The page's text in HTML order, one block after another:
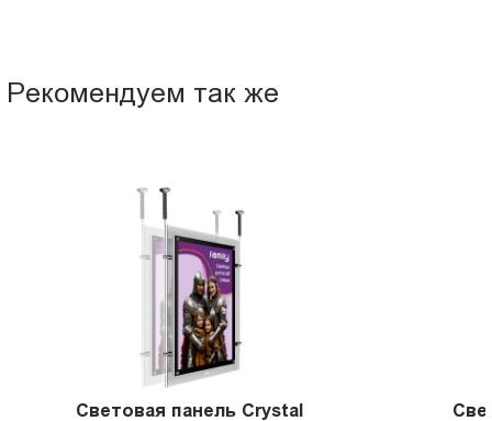
Рекомендуем так же
Световая панель Crystal